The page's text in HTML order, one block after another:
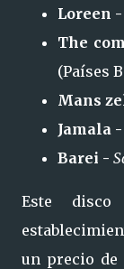
Loreen -
The
(Países
Mans
Jamala -
Barei -
Este
un precio de